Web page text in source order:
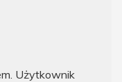
Użytkownik